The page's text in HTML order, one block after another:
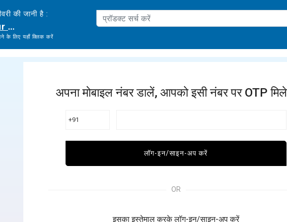
की जानी है :
delivery location
के लिए यहाँ क्लिक करें
अपना मोबाइल नंबर डालें, आपको इसी नंबर पर OTP
+91
लॉग-इन/साइन-अप करें
OR
इसका इस्तेमाल करके लॉग-इन/साइन-अप करें